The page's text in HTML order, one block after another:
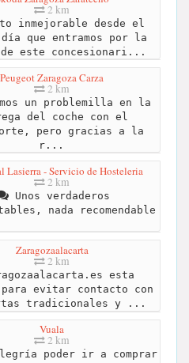
2 km
inmejorable desde el
que entramos por la
este concesionari...
Peugeot Zaragoza Carza
2 km
un problemilla en la
del coche con el
pero gracias a la
r...
Lasierra - Servicio de Hosteleria
2 km
Unos verdaderos
nada recomendable
Zaragozaalacarta
2 km
esta
para evitar contacto con
tradicionales y ...
Vuala
2 km
poder ir a comprar